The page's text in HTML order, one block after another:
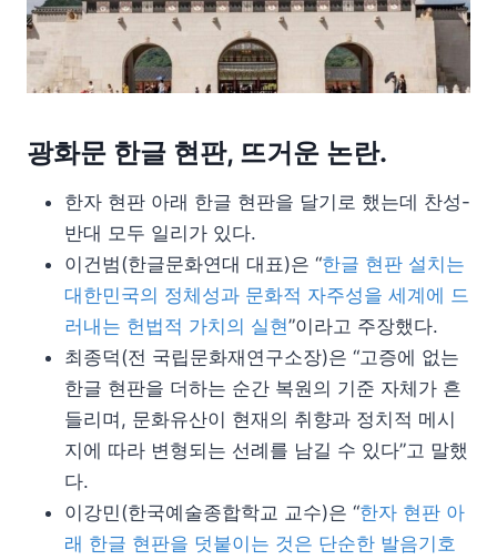
광화문 한글 현판, 뜨거운 논란.
한자 현판 아래 한글 현판을 달기로 했는데 찬성-
반대 모두 일리가 있다.
이건범(한글문화연대 대표)은 “한글 현판 설치는
대한민국의 정체성과 문화적 자주성을 세계에 드
러내는 헌법적 가치의 실현”이라고 주장했다.
최종덕(전 국립문화재연구소장)은 “고증에 없는
한글 현판을 더하는 순간 복원의 기준 자체가 흔
들리며, 문화유산이 현재의 취향과 정치적 메시
지에 따라 변형되는 선례를 남길 수 있다”고 말했
다.
이강민(한국예술종합학교 교수)은 “한자 현판 아
래 한글 현판을 덧붙이는 것은 단순한 발음기호